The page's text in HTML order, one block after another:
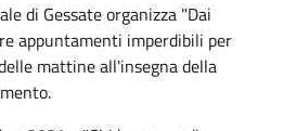
di Gessate organizza "Dai
appuntamenti imperdibili per
mattine all'insegna della